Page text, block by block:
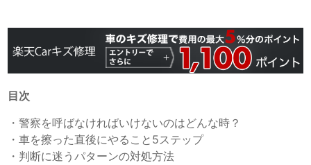
目次
・警察を呼ばなければいけないのはどんな時？
・車を擦った直後にやること5ステップ
・ 判断に迷うパターンの対処方法